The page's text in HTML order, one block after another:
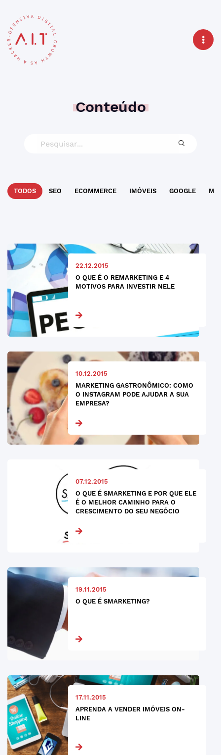
Conteúdo
TODOS SEO ECOMMERCE IMÓVEIS GOOGLE
22.12.2015
O QUE É O REMARKETING E 4
MOTIVOS PARA INVESTIR NELE
10.12.2015
MARKETING GASTRONÔMICO: COMO
O INSTAGRAM PODE AJUDAR A SUA
EMPRESA?
07.12.2015
O QUE É SMARKETING E POR QUE ELE
É O MELHOR CAMINHO PARA O
CRESCIMENTO DO SEU NEGÓCIO
19.11.2015
O QUE É SMARKETING?
17.11.2015
APRENDA A VENDER IMÓVEIS ON-
LINE